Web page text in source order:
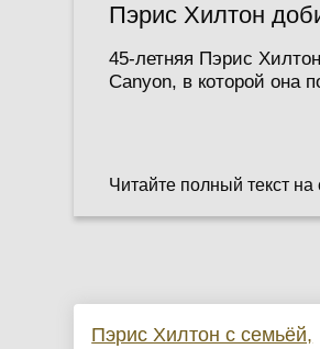
Пэрис Хилтон
45-летняя Пэрис
Canyon, в которой она
Читайте полный текст на
Пэрис Хилтон с семьёй,